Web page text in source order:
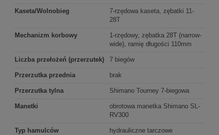
Kaseta/Wolnobieg
7-rzędowa kaseta, zębatki 11-
28T
Mechanizm korbowy
1-rzędowy, zębatka 28T (narrow-
wide), ramię długości 110mm
Liczba przełożeń (przerzutek) 7 biegów
Przerzutka przednia brak
Przerzutka tylna Shimano Tourney 7-biegowa
Manetki
obrotowa manetka Shimano SL-
RV300
Typ hamulców hydrauliczne tarczowe